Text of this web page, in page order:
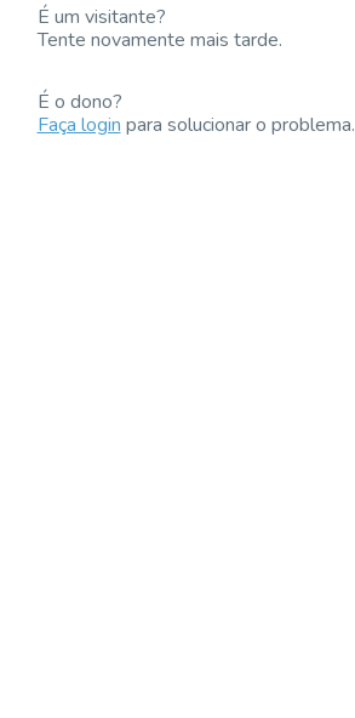
É um visitante?
Tente novamente mais tarde.
É o dono?
Faça loginpara solucionar o problema.